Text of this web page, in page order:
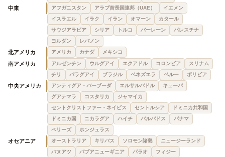
中東 アフガニスタン アラブ首長国連邦（UAE）
イエメン
イスラエル
イラク イラン オマーン
カタール
サウジアラビア
シリア トルコ バーレーン
パレスチナ
ヨルダン
レバノン
北アメリカ アメリカ カナダ メキシコ
南アメリカ アルゼンチン ウルグアイ エクアドル コロンビア
スリナム
チリ
パラグアイ ブラジル ベネズエラ ペルー ボリビア
中央アメリカ アンティグア・バーブーダ エルサルバドル
キューバ
グアテマラ
コスタリカ
ジャマイカ
セントクリストファー・ネイビス
セントルシア
ドミニカ共和国
ドミニカ国
ニカラグア ハイチ バルバドス
パナマ
ベリーズ
ホンジュラス
オセアニア オーストラリア キリバス ソロモン諸島
ニュージーランド
バヌアツ
パプアニューギニア パラオ フィジー